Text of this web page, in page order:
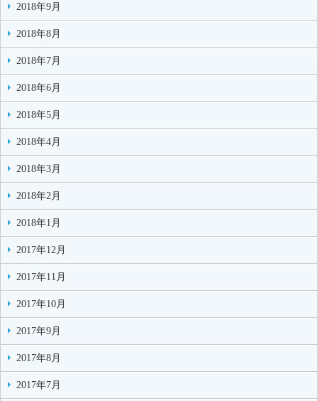
2018年9月
2018年8月
2018年7月
2018年6月
2018年5月
2018年4月
2018年3月
2018年2月
2018年1月
2017年12月
2017年11月
2017年10月
2017年9月
2017年8月
2017年7月